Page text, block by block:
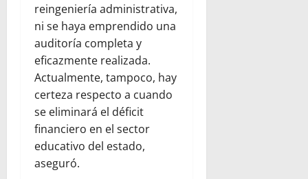
reingeniería administrativa,
ni se haya emprendido una
auditoría completa y
eficazmente realizada.
Actualmente, tampoco, hay
certeza respecto a cuando
se eliminará el déficit
financiero en el sector
educativo del estado,
aseguró.